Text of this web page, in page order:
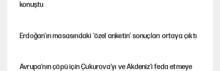
konuştu
Erdoğan'ın masasındaki 'özel anketin' sonuçları ortaya çıktı
Avrupa'nın çöpü için Çukurova'yı ve Akdeniz'i feda etmeye